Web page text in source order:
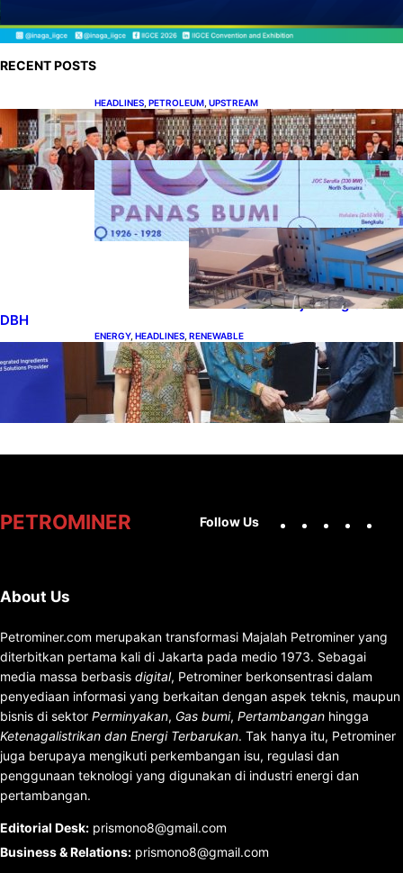
RECENT POSTS
HEADLINES PETROLEUM UPSTREAM
Lana Saria Dilantik Sebagai Kepala Badan
Geologi
ENERGY, HEADLINES, RENEWABLE
Momentum 100 Tahun Panas
Bumi untuk Akselerasi
Pertumbuhan
DISCOURSES , HEADLINES ,
MINERAL
MINING
Manfaat Hilirisasi
Belum Merata,
Pemerintah Perlu
Kaji Ulang Skema
DBH
ENERGY, HEADLINES RENEWABLE
Dukung Operasional, Lautan Luas Perkuat
Implementasi Solusi Energi Terbarukan
PETROMINER Follow Us
About Us
Petrominer.com merupakan transformasi Majalah Petrominer yang
diterbitkan pertama kali di Jakarta pada medio 1973. Sebagai
media massa berbasis digital, Petrominer berkonsentrasi dalam
penyediaan informasi yang berkaitan dengan aspek teknis, maupun
bisnis di sektor Perminyakan, Gas bumi, Pertambangan hingga
Ketenagalistrikan dan Energi Terbarukan. Tak hanya itu, Petrominer
juga berupaya mengikuti perkembangan isu, regulasi dan
penggunaan teknologi yang digunakan di industri energi dan
pertambangan.
Editorial Desk: prismono8@gmail.com
Business & Relations: prismono8@gmail.com